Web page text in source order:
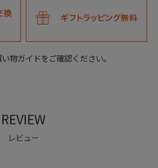
ンを採用した、モダンなスリングバック
モンクストラップ。
Detail
物ガイドをご確認ください。
REVIEW
レビュー